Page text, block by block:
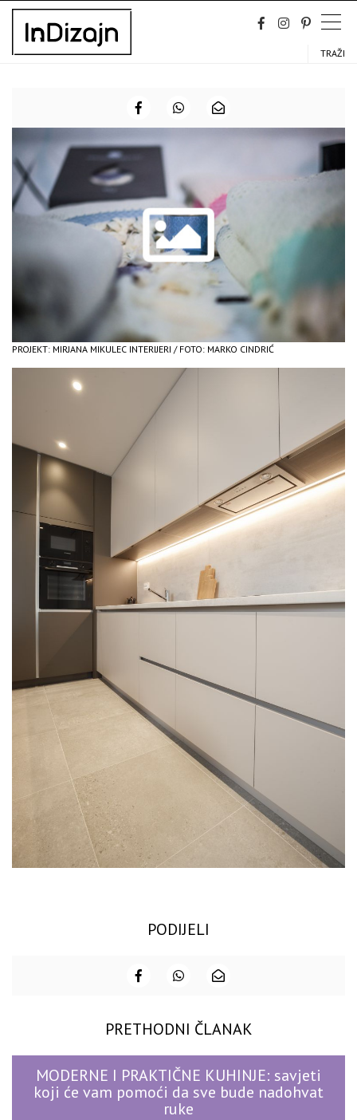
Skip
content
TRAŽI
PROJEKT: MIRJANA MIKULEC INTERIJERI / FOTO: MARKO CINDRIĆ
PODIJELI
PRETHODNI ČLANAK
MODERNE I PRAKTIČNE KUHINJE: savjeti
koji će vam pomoći da sve bude nadohvat
ruke